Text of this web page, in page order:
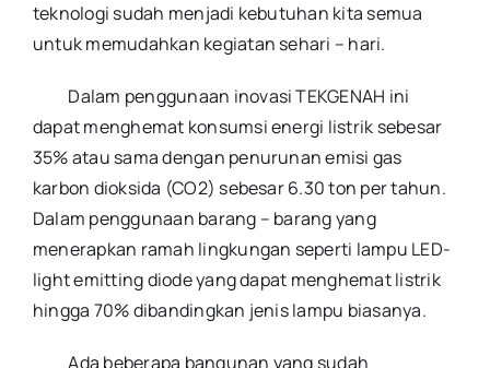
teknologi sudah menjadi kebutuhan kita semua
untuk memudahkan kegiatan sehari – hari.
Dalam penggunaan inovasi TEKGENAH ini
dapat menghemat konsumsi energi listrik sebesar
35% atau sama dengan penurunan emisi gas
karbon dioksida (CO2) sebesar 6.30 ton per tahun.
Dalam penggunaan barang – barang yang
menerapkan ramah lingkungan seperti lampu LED-
light emitting diode yang dapat menghemat listrik
hingga 70% dibandingkan jenis lampu biasanya.
Ada beberapa bangunan yang sudah